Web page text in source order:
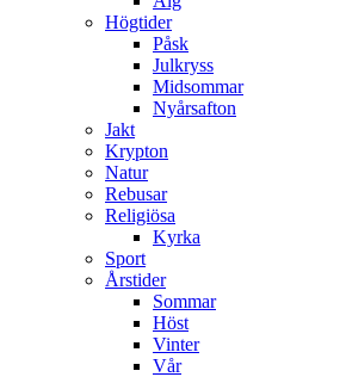
Högtider
Påsk
Julkryss
Midsommar
Nyårsafton
Jakt
Krypton
Natur
Rebusar
Religiösa
Kyrka
Sport
Årstider
Sommar
Höst
Vinter
Vår